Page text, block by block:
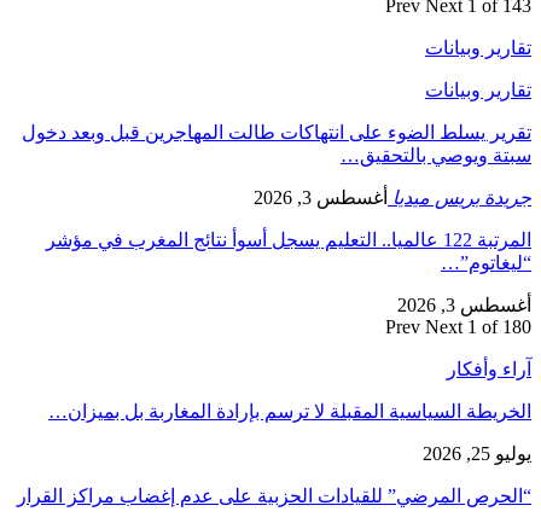
Prev Next 1 of 143
تقارير وبيانات
تقارير وبيانات
تقرير يسلط الضوء على انتهاكات طالت المهاجرين قبل وبعد دخول
سبتة ويوصي بالتحقيق…
جريدة بريس ميديا أغسطس 3, 2026
المرتبة 122 عالميا.. التعليم يسجل أسوأ نتائج المغرب في مؤشر
“ليغاتوم”…
أغسطس 3, 2026
Prev Next 1 of 180
آراء وأفكار
الخريطة السياسية المقبلة لا ترسم بإرادة المغاربة بل بميزان…
يوليو 25, 2026
“الحرص المرضي” للقيادات الحزبية على عدم إغضاب مراكز القرار